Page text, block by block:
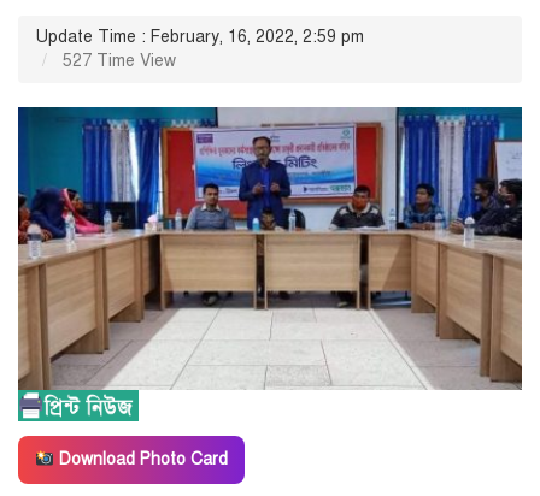
Update Time : February, 16, 2022, 2:59 pm
527 Time View
Download Photo Card